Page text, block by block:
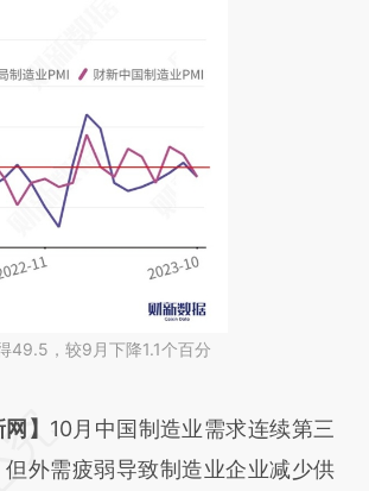
49.5，较9月下降1.1个百分
结开头增加这段话：本文由第三方
于财新文章
】 10月中国制造业需求连续第三
外需疲弱导致制造业企业减少供